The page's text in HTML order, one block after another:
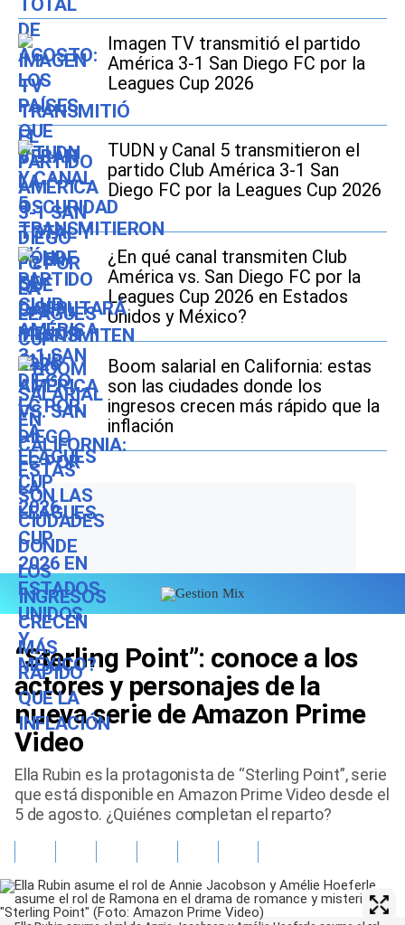
Imagen TV transmitió el partido
América 3-1 San Diego FC por la
Leagues Cup 2026
TUDN y Canal 5 transmitieron el
partido Club América 3-1 San
Diego FC por la Leagues Cup 2026
¿En qué canal transmiten Club
América vs. San Diego FC por la
Leagues Cup 2026 en Estados
Unidos y México?
Boom salarial en California: estas
son las ciudades donde los
ingresos crecen más rápido que la
inflación